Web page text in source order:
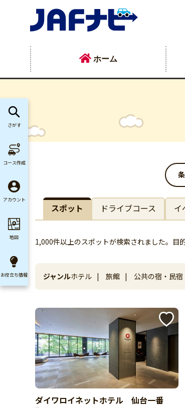
ホーム
スポット ドライブコース イ
1,000件以上のスポットが検索されました。目
ジャンルホテル | 旅館 | 公共の宿・民
ダイワロイネットホテル 仙台一番
さがす
コース作成
アカウント
地図
お役立ち情報